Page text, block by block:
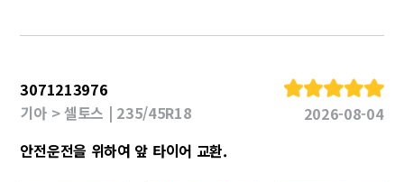
3071213976
기아 > 셀토스 | 235/45R18
2026-08-04
안전운전을 위하여 앞 타이어 교환.